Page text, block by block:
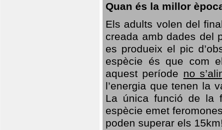
Quan és la millor
Els adults volen del
creada amb dades del
es produeix el pic
espècie és que com
aquest període no
l’energia que tenen la
La única funció de la
espècie emet
poden superar els